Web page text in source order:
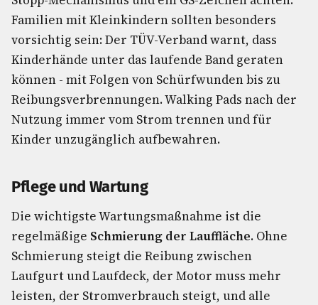
Familien mit Kleinkindern sollten besonders
vorsichtig sein: Der TÜV-Verband warnt, dass
Kinderhände unter das laufende Band geraten
können - mit Folgen von Schürfwunden bis zu
Reibungsverbrennungen. Walking Pads nach der
Nutzung immer vom Strom trennen und für
Kinder unzugänglich aufbewahren.
Pflege und Wartung
Die wichtigste Wartungsmaßnahme ist die
regelmäßige Schmierung der Lauffläche. Ohne
Schmierung steigt die Reibung zwischen
Laufgurt und Laufdeck, der Motor muss mehr
leisten, der Stromverbrauch steigt, und alle